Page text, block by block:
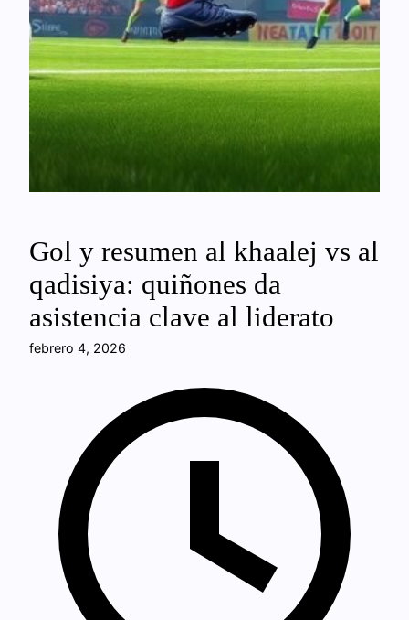
Gol y resumen al khaalej vs al
qadisiya: quiñones da
asistencia clave al liderato
febrero 4, 2026